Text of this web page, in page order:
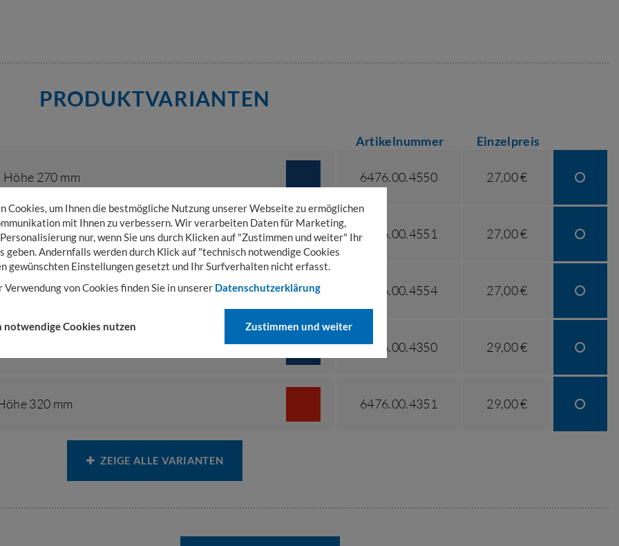
PRODUKTVARIANTEN
Artikelnummer Einzelpreis
Höhe 270 mm 6476.00.4550 27,00 €
270 mm 6476.00.4551 27,00 €
,Höhe 270 mm 6476.00.4554 27,00 €
6476.00.4350 29,00 €
320 mm 6476.00.4351 29,00 €
ZEIGE ALLE VARIANTEN
Cookies, um Ihnen die bestmögliche Nutzung unserer Webseite zu ermöglichen
mit Ihnen zu verbessern. Wir verarbeiten Daten für Marketing,
nur, wenn Sie uns durch Klicken auf "Zustimmen und weiter" Ihr
geben. Andernfalls werden durch Klick auf "technisch notwendige Cookies
gewünschten Einstellungen gesetzt und Ihr Surfverhalten nicht erfasst.
Verwendung von Cookies finden Sie in unserer Datenschutzerklärung
notwendige Cookies nutzen Zustimmen und weiter